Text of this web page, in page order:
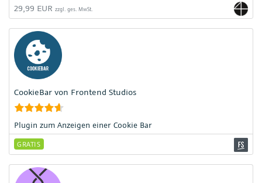
29,99 EUR zzgl. ges. MwSt.
CookieBar von Frontend Studios
Plugin zum Anzeigen einer Cookie Bar
GRATIS